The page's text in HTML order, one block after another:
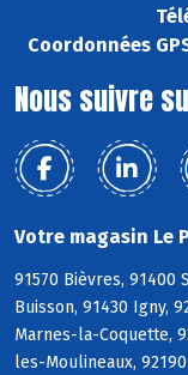
Coordonnées
Nous suivre
Votre magasin Le
91570 Bièvres, 91400
Buisson, 91430 Igny,
Marnes-la-Coquette,
les-Moulineaux,